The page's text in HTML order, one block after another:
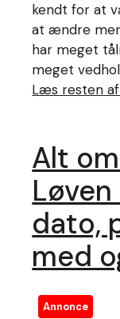
kendt for at
at ændre
har meget
meget
Læs resten
Alt
dato,
med
Annonce